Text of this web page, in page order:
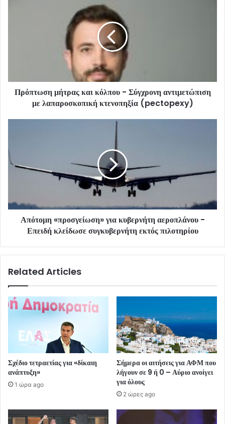
Πρόπτωση μήτρας και κόλπου - Σύγχρονη αντιμετώπιση
με λαπαροσκοπική κτενοπηξία (pectopexy)
Απότομη «προσγείωση» για κυβερνήτη αεροπλάνου -
Επειδή κλείδωσε συγκυβερνήτη εκτός πιλοτηρίου
Related Articles
Σχέδιο τετραετίας για «δίκαιη
ανάπτυξη»
1 ώρα ago
Σήμερα οι αιτήσεις για ΑΦΜ που
λήγουν σε 9 ή 0 – Αύριο ανοίγει
για όλους
2 ώρες ago